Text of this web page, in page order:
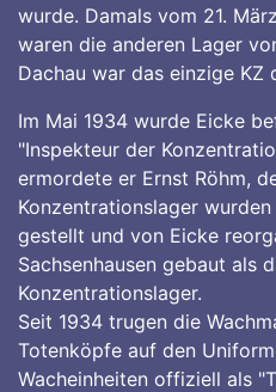
wurde. Damals vom 21.
waren die anderen Lager
Dachau war das einzige KZ
Im Mai 1934 wurde Eicke
"Inspekteur der
ermordete er Ernst Röhm,
Konzentrationslager
gestellt und von Eicke
Sachsenhausen gebaut als
Konzentrationslager.
Seit 1934 trugen die
Totenköpfe auf den
Wacheinheiten offiziell als